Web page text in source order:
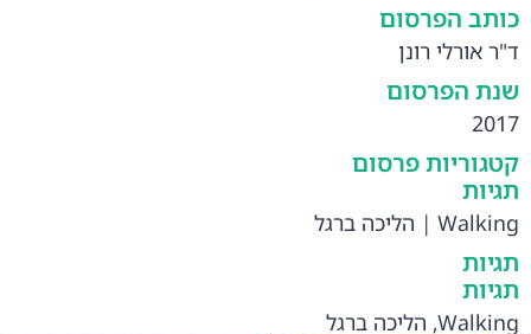
כותב הפרסום
ד"ר אורלי רונן
שנת הפרסום
2017
קטגוריות פרסום
תגיות
Walking
| הליכה ברגל
תגיות
תגיות
Walking
, הליכה ברגל